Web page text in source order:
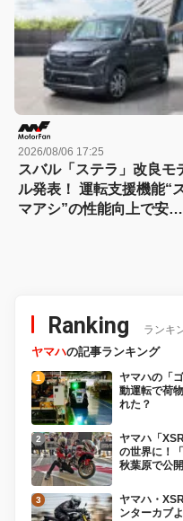
が登場！
2026/08/06 17:25
スバル「ステラ」改良モ
ル発表！ 運転支援機能“
マアシ”の性能向上で安心
Ranking ランキ
ヤマハの記事ランキング
ヤマハの「
動運転で荷
れた？
ヤマハ「
の世界に！
秋葉原で公開
ヤマハ・
ンターカブ